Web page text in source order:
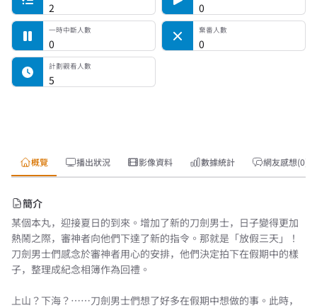
2 0
一時中斷人數
0
棄番人數
0
計劃觀看人數
5
概覽 播出狀況 影像資料 數據統計 網友感想(0)
簡介
某個本丸，迎接夏日的到來。增加了新的刀劍男士，日子變得更加
熱鬧之際，審神者向他們下達了新的指令。那就是「放假三天」！
刀劍男士們感念於審神者用心的安排，他們決定拍下在假期中的樣
子，整理成紀念相簿作為回禮。
上山？下海？……刀劍男士們想了好多在假期中想做的事。此時，